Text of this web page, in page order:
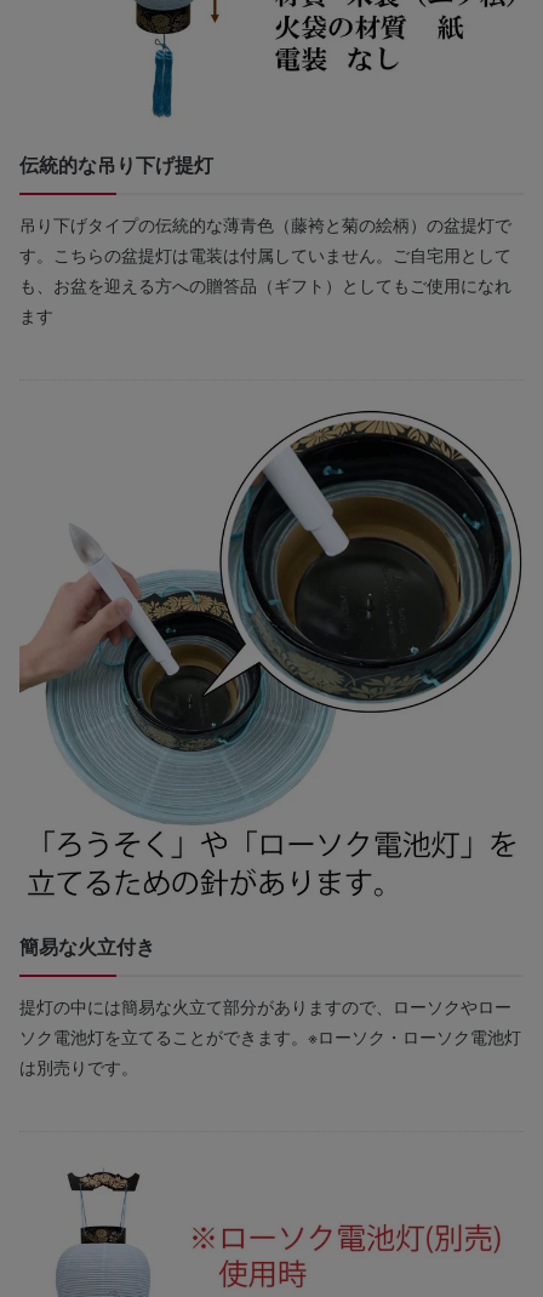
伝統的な吊り下げ提灯
吊り下げタイプの伝統的な薄青色（藤袴と菊の絵柄）の盆提灯で
す。こちらの盆提灯は電装は付属していません。ご自宅用として
も、お盆を迎える方への贈答品（ギフト）としてもご使用になれ
ます
簡易な火立付き
提灯の中には簡易な火立て部分がありますので、ローソクやロー
ソク電池灯を立てることができます。※ローソク・ローソク電池灯
は別売りです。